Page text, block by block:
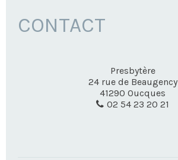
CONTACT
Presbytère
24 rue de Beaugency
41290 Oucques
02 54 23 20 21